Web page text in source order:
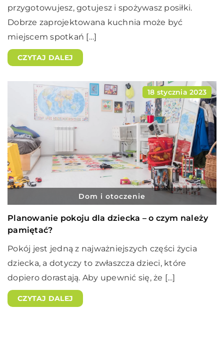
przygotowujesz, gotujesz i spożywasz posiłki.
Dobrze zaprojektowana kuchnia może być
miejscem spotkań […]
CZYTAJ DALEJ
18 stycznia 2023
Dom i otoczenie
Planowanie pokoju dla dziecka – o czym należy
pamiętać?
Pokój jest jedną z najważniejszych części życia
dziecka, a dotyczy to zwłaszcza dzieci, które
dopiero dorastają. Aby upewnić się, że […]
CZYTAJ DALEJ